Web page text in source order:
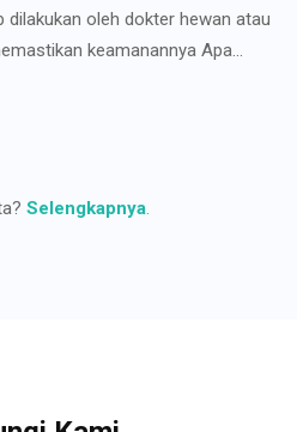
oleh dokter hewan atau
keamanannya Apa...
Selengkapnya.